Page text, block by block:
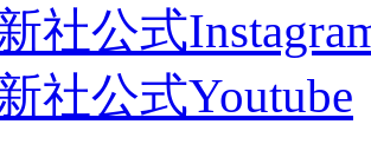
社公式
社公式Youtube